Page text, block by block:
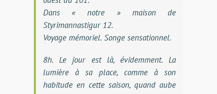
Dans « notre » maison de
Styrimannastigur 12.
Voyage mémoriel. Songe sensationnel.
8h. Le jour est là, évidemment. La
lumière à sa place, comme à son
habitude en cette saison, quand aube